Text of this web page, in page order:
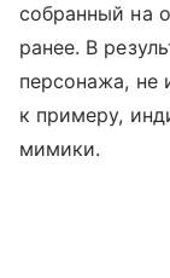
собранный на
ранее. В
персонажа,
к примеру,
мимики.